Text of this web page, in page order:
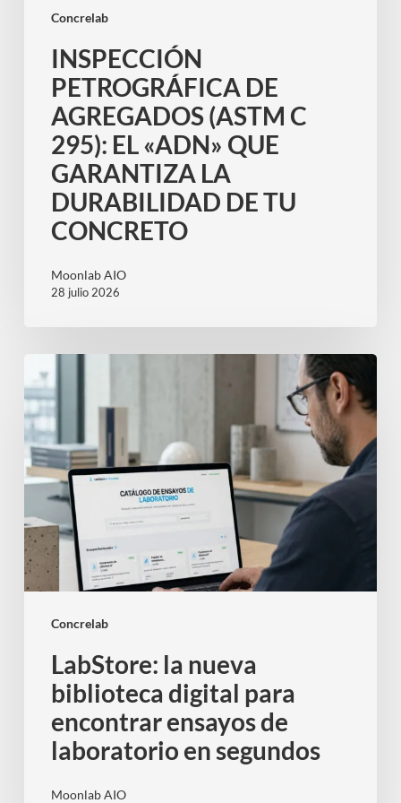
Concrelab
GARANTIZA
DURABILIDAD
CONCRETO
INSPECCIÓN
PETROGRÁFICA DE
AGREGADOS (ASTM C
295): EL «ADN» QUE
GARANTIZA LA
DURABILIDAD DE TU
CONCRETO
Moonlab AIO
28 julio 2026
Concrelab
la
nueva
biblioteca
digital
para
encontrar
ensayos
de
laboratorio
LabStore: la nueva
biblioteca digital para
encontrar ensayos de
laboratorio en segundos
Moonlab AIO